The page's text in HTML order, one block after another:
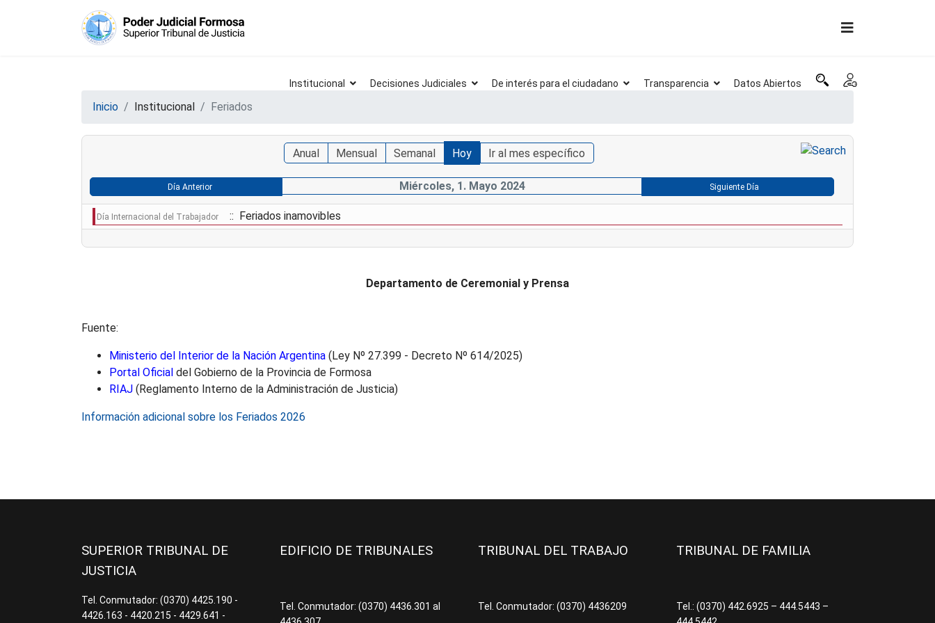
Institucional Decisiones Judiciales De interés para el ciudadano Transparencia Datos Abiertos
Inicio Institucional Feriados
Anual Mensual Semanal Hoy Ir al mes específico
Día Anterior Miércoles, 1. Mayo 2024 Siguiente Día
Día Internacional del Trabajador :: Feriados inamovibles
Departamento de Ceremonial y Prensa
Fuente:
Ministerio del Interior de la Nación Argentina (Ley Nº 27.399 - Decreto Nº 614/2025)
Portal Oficial del Gobierno de la Provincia de Formosa
RIAJ (Reglamento Interno de la Administración de Justicia)
Información adicional sobre los Feriados 2026
SUPERIOR TRIBUNAL DE
JUSTICIA
Tel. Conmutador: (0370) 4425.190 -
4426.163 - 4420.215 - 4429.641 -
EDIFICIO DE TRIBUNALES
Tel. Conmutador: (0370) 4436.301 al
TRIBUNAL DEL TRABAJO
Tel. Conmutador: (0370) 4436209
TRIBUNAL DE FAMILIA
Tel.: (0370) 442.6925 – 444.5443 –